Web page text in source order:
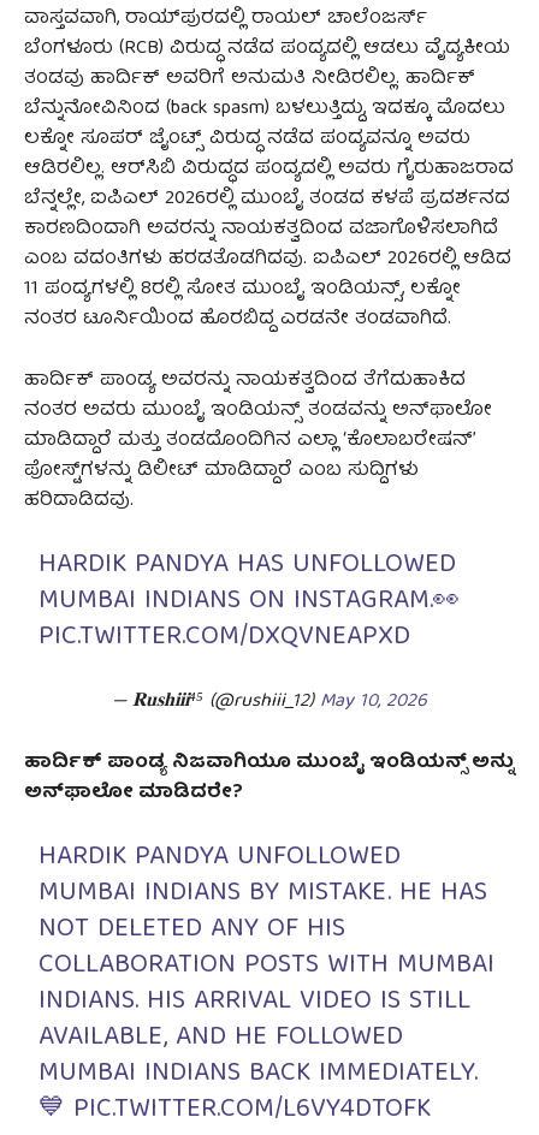
ವಾಸ್ತವವಾಗಿ, ರಾಯ್‌ಪುರದಲ್ಲಿ ರಾಯಲ್ ಚಾಲೆಂಜರ್ಸ್
ಬೆಂಗಳೂರು (RCB) ವಿರುದ್ಧ ನಡೆದ ಪಂದ್ಯದಲ್ಲಿ ಆಡಲು ವೈದ್ಯಕೀಯ
ತಂಡವು ಹಾರ್ದಿಕ್ ಅವರಿಗೆ ಅನುಮತಿ ನೀಡಿರಲಿಲ್ಲ. ಹಾರ್ದಿಕ್
ಬೆನ್ನುನೋವಿನಿಂದ (back spasm) ಬಳಲುತ್ತಿದ್ದು, ಇದಕ್ಕೂ ಮೊದಲು
ಲಕ್ನೋ ಸೂಪರ್ ಜೈಂಟ್ಸ್ ವಿರುದ್ಧ ನಡೆದ ಪಂದ್ಯವನ್ನೂ ಅವರು
ಆಡಿರಲಿಲ್ಲ. ಆರ್‌ಸಿಬಿ ವಿರುದ್ಧದ ಪಂದ್ಯದಲ್ಲಿ ಅವರು ಗೈರುಹಾಜರಾದ
ಬೆನ್ನಲ್ಲೇ, ಐಪಿಎಲ್ 2026ರಲ್ಲಿ ಮುಂಬೈ ತಂಡದ ಕಳಪೆ ಪ್ರದರ್ಶನದ
ಕಾರಣದಿಂದಾಗಿ ಅವರನ್ನು ನಾಯಕತ್ವದಿಂದ ವಜಾಗೊಳಿಸಲಾಗಿದೆ
ಎಂಬ ವದಂತಿಗಳು ಹರಡತೊಡಗಿದವು. ಐಪಿಎಲ್ 2026ರಲ್ಲಿ ಆಡಿದ
11 ಪಂದ್ಯಗಳಲ್ಲಿ 8ರಲ್ಲಿ ಸೋತ ಮುಂಬೈ ಇಂಡಿಯನ್ಸ್, ಲಕ್ನೋ
ನಂತರ ಟೂರ್ನಿಯಿಂದ ಹೊರಬಿದ್ದ ಎರಡನೇ ತಂಡವಾಗಿದೆ.
ಹಾರ್ದಿಕ್ ಪಾಂಡ್ಯ ಅವರನ್ನು ನಾಯಕತ್ವದಿಂದ ತೆಗೆದುಹಾಕಿದ
ನಂತರ ಅವರು ಮುಂಬೈ ಇಂಡಿಯನ್ಸ್ ತಂಡವನ್ನು ಅನ್‌ಫಾಲೋ
ಮಾಡಿದ್ದಾರೆ ಮತ್ತು ತಂಡದೊಂದಿಗಿನ ಎಲ್ಲಾ ‘ಕೊಲಾಬರೇಷನ್’
ಪೋಸ್ಟ್‌ಗಳನ್ನು ಡಿಲೀಟ್ ಮಾಡಿದ್ದಾರೆ ಎಂಬ ಸುದ್ದಿಗಳು
ಹರಿದಾಡಿದವು.
HARDIK PANDYA HAS UNFOLLOWED
MUMBAI INDIANS ON INSTAGRAM.👀
PIC.TWITTER.COM/DXQVNEAPXD
— 𝐑𝐮𝐬𝐡𝐢𝐢𝐢⁴⁵ (@rushiii_12)May 10, 2026
ಹಾರ್ದಿಕ್ ಪಾಂಡ್ಯನಿಜವಾಗಿಯೂಮುಂಬೈಇಂಡಿಯನ್ಸ್ಅನ್ನು
ಅನ್‌ಫಾಲೋಮಾಡಿದರೇ?
HARDIK PANDYA UNFOLLOWED
MUMBAI INDIANS BY MISTAKE. HE HAS
NOT DELETED ANY OF HIS
COLLABORATION POSTS WITH MUMBAI
INDIANS. HIS ARRIVAL VIDEO IS STILL
AVAILABLE, AND HE FOLLOWED
MUMBAI INDIANS BACK IMMEDIATELY.
💙 PIC.TWITTER.COM/L6VY4DTOFK